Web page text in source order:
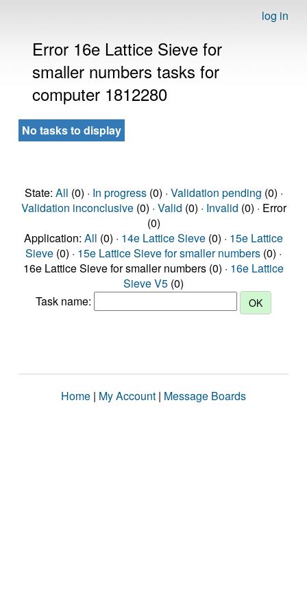
log in
Error 16e Lattice Sieve for
smaller numbers tasks for
computer 1812280
No tasks to display
State: All (0) · In progress(0) · Validation pending (0) ·
Validation inconclusive(0) · Valid (0) · Invalid (0) · Error
(0)
Application: All (0) · 14e Lattice Sieve (0) · 15e Lattice
Sieve (0) · 15e Lattice Sieve for smaller numbers (0) ·
16e Lattice Sieve for smaller numbers (0) · 16e Lattice
Sieve V5 (0)
Task name:
Home | My Account | Message Boards